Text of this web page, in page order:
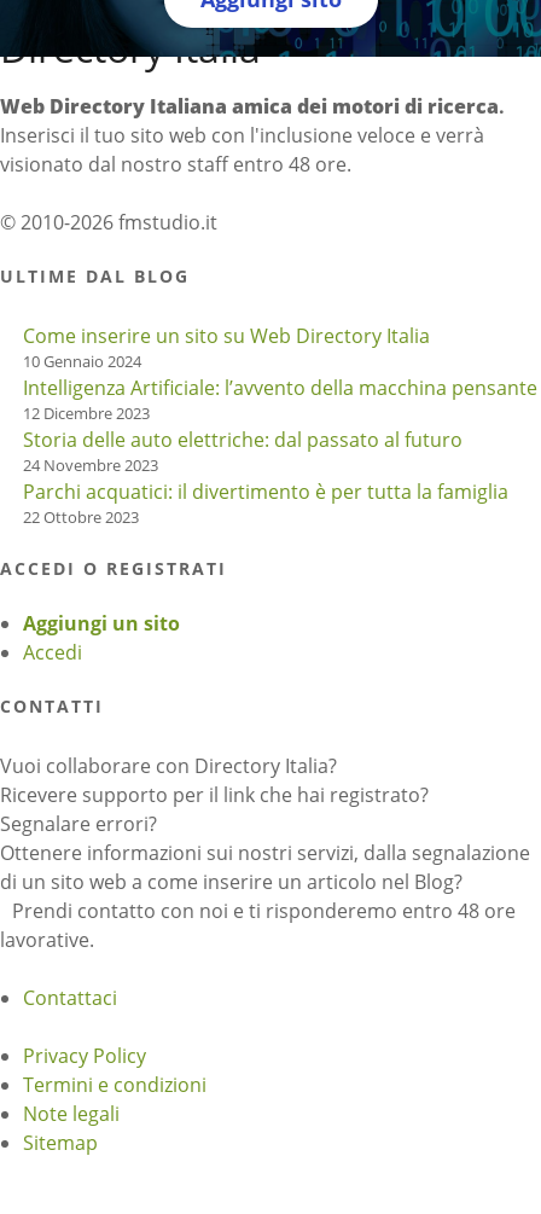
Directory Italia
Web Directory Italiana amica dei motori di ricerca.
Inserisci il tuo sito web con l'inclusione veloce e verrà
visionato dal nostro staff entro 48 ore.
© 2010-2026 fmstudio.it
ULTIME DAL BLOG
Come inserire un sito su Web Directory Italia
10 Gennaio 2024
Intelligenza Artificiale: l’avvento della macchina pensante
12 Dicembre 2023
Storia delle auto elettriche: dal passato al futuro
24 Novembre 2023
Parchi acquatici: il divertimento è per tutta la famiglia
22 Ottobre 2023
ACCEDI O REGISTRATI
Aggiungi un sito
Accedi
CONTATTI
Vuoi collaborare con Directory Italia?
Ricevere supporto per il link che hai registrato?
Segnalare errori?
Ottenere informazioni sui nostri servizi, dalla segnalazione
di un sito web a come inserire un articolo nel Blog?
Prendi contatto con noi e ti risponderemo entro 48 ore
lavorative.
Contattaci
Privacy Policy
Termini e condizioni
Note legali
Sitemap